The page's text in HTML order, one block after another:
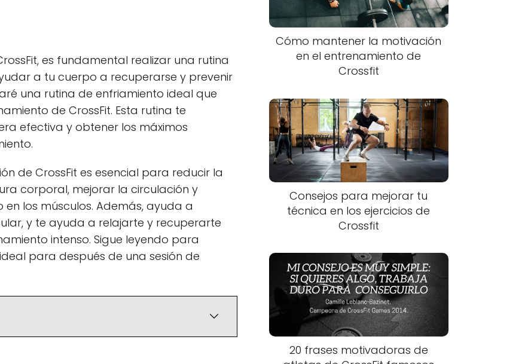
es fundamental realizar una rutina
a tu cuerpo a recuperarse y prevenir
una rutina de enfriamiento ideal que
de CrossFit. Esta rutina te
efectiva y obtener los máximos
de CrossFit es esencial para reducir la
corporal, mejorar la circulación y
los músculos. Además, ayuda a
y te ayuda a relajarte y recuperarte
intenso. Sigue leyendo para
para después de una sesión de
Cómo mantener la motivación
en el entrenamiento de
Crossfit
Consejos para mejorar tu
técnica en los ejercicios de
Crossfit
20 frases motivadoras de